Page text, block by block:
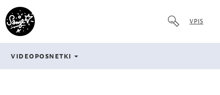
VPIS
VIDEOPOSNETKI